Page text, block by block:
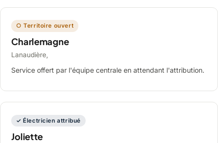
○ Territoire ouvert
Charlemagne
Lanaudière,
Service offert par l'équipe centrale en attendant l'attribution.
✓ Électricien attribué
Joliette